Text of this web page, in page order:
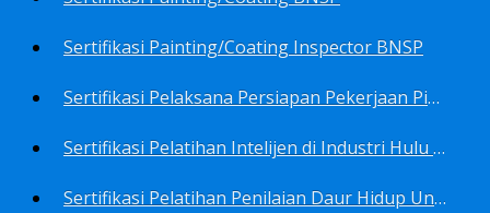
Sertifikasi Painting/Coating Inspector BNSP
Sertifikasi Pelaksana Persiapan Pekerjaan Pims BNSP
Sertifikasi Pelatihan Intelijen di Industri Hulu Minyak dan Gas Bumi BNSP
Sertifikasi Pelatihan Penilaian Daur Hidup Untuk PROPER (Life Cycle Asssment) BNSP